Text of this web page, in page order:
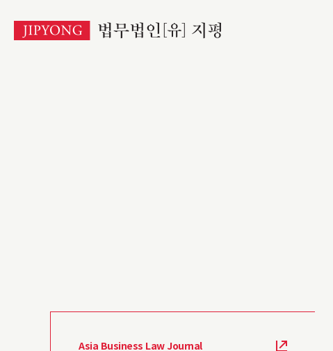
Asia Business Law Journal